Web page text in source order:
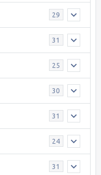
29
31
25
30
31
24
31